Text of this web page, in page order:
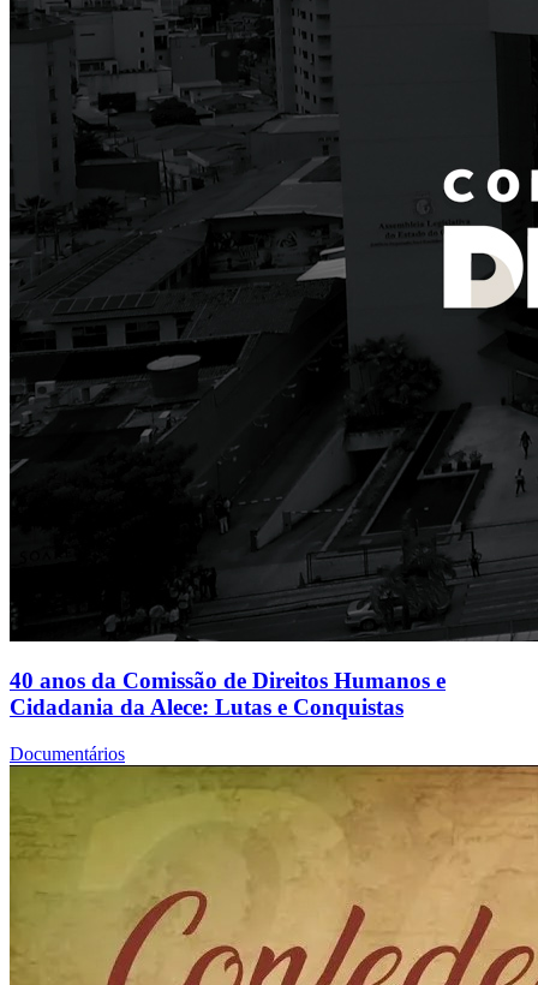
40 anos da Comissão de Direitos Humanos e
Cidadania da Alece: Lutas e Conquistas
Documentários